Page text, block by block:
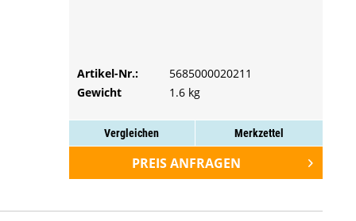
PREIS ANFRAGEN
PREIS ANFRAGEN
Vergleichen Merkzettel
Artikel-Nr.:
5685000020211
Gewicht
1.6 kg